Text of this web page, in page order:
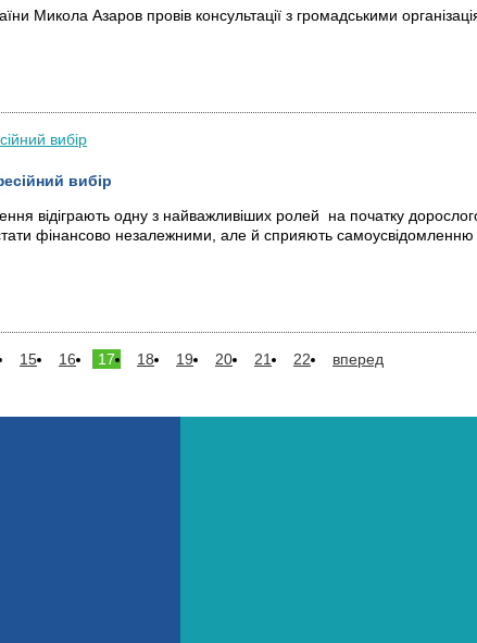
Микола Азаров провів консультації з громадськими
вибір
відіграють одну з найважливіших ролей на початку
фінансово незалежними, але й сприяють
15 16 17 18 19 20 21 22 вперед